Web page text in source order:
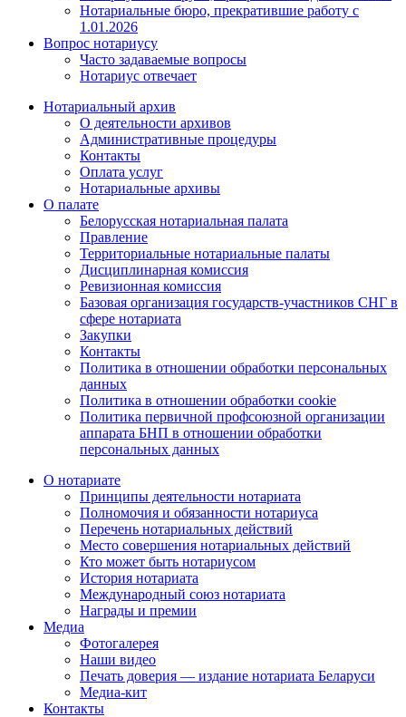
Нотариальные бюро, прекратившие работу с
1.01.2026
Вопрос нотариусу
Часто задаваемые вопросы
Нотариус отвечает
Нотариальный архив
О деятельности архивов
Административные процедуры
Контакты
Оплата услуг
Нотариальные архивы
О палате
Белорусская нотариальная палата
Правление
Территориальные нотариальные палаты
Дисциплинарная комиссия
Ревизионная комиссия
Базовая организация государств-участников СНГ в
сфере нотариата
Закупки
Контакты
Политика в отношении обработки персональных
данных
Политика в отношении обработки cookie
Политика первичной профсоюзной организации
аппарата БНП в отношении обработки
персональных данных
О нотариате
Принципы деятельности нотариата
Полномочия и обязанности нотариуса
Перечень нотариальных действий
Место совершения нотариальных действий
Кто может быть нотариусом
История нотариата
Международный союз нотариата
Награды и премии
Медиа
Фотогалерея
Наши видео
Печать доверия — издание нотариата Беларуси
Медиа-кит
Контакты